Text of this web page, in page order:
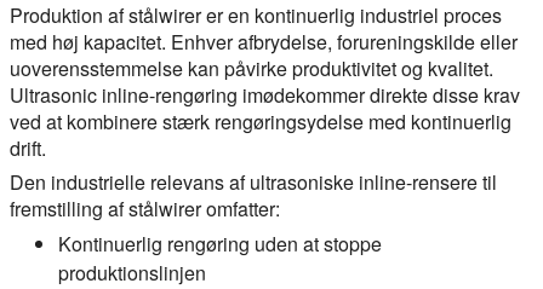
Produktion af stålwirer er en kontinuerlig industriel proces
med høj kapacitet. Enhver afbrydelse, forureningskilde eller
uoverensstemmelse kan påvirke produktivitet og kvalitet.
Ultrasonic inline-rengøring imødekommer direkte disse krav
ved at kombinere stærk rengøringsydelse med kontinuerlig
drift.
Den industrielle relevans af ultrasoniske inline-rensere til
fremstilling af stålwirer omfatter:
Kontinuerlig rengøring uden at stoppe
produktionslinjen